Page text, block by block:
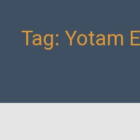
Tag: Yotam